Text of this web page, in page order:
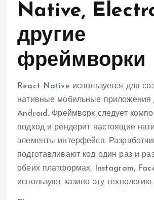
Native,
другие
фреймворки
React Native используется для
нативные мобильные приложения
Android. Фреймворк следует
подход и рендерит настоящие
элементы интерфейса.
подготавливают код один раз и
обеих платформах. Instagram,
используют казино эту технологию.